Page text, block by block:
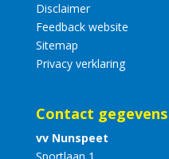
Disclaimer
Feedback website
Sitemap
Privacy verklaring
Contact gegevens
vv Nunspeet
Sportlaan 1